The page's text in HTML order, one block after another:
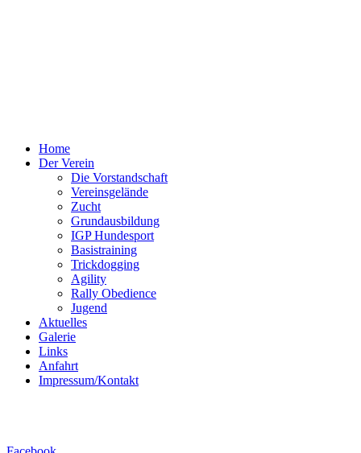
Home
Der Verein
Die Vorstandschaft
Vereinsgelände
Zucht
Grundausbildung
IGP Hundesport
Basistraining
Trickdogging
Agility
Rally Obedience
Jugend
Aktuelles
Galerie
Links
Anfahrt
Impressum/Kontakt